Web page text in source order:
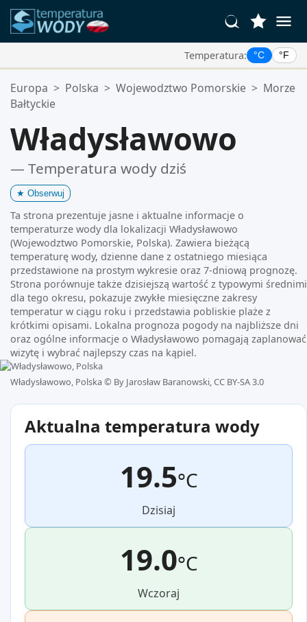
Temperatura: °C °F
Twoje Ulubione Lokalizacje:
Twoja lista ulubionych jest pusta.
Europa > Polska > Wojewodztwo Pomorskie > Morze
Bałtyckie
Władysławowo
— Temperatura wody dziś
★ Obserwuj
Ta strona prezentuje jasne i aktualne informacje o
temperaturze wody dla lokalizacji Władysławowo
(Wojewodztwo Pomorskie, Polska). Zawiera bieżącą
temperaturę wody, dzienne dane z ostatniego miesiąca
przedstawione na prostym wykresie oraz 7-dniową prognozę.
Strona porównuje także dzisiejszą wartość z typowymi średnimi
dla tego okresu, pokazuje zwykłe miesięczne zakresy
temperatur w ciągu roku i przedstawia pobliskie plaże z
krótkimi opisami. Lokalna prognoza pogody na najbliższe dni
oraz ogólne informacje o Władysławowo pomagają zaplanować
wizytę i wybrać najlepszy czas na kąpiel.
Władysławowo, Polska © By Jarosław Baranowski, CC BY-SA 3.0
Aktualna temperatura wody
19.5°C
Dzisiaj
19.0°C
Wczoraj